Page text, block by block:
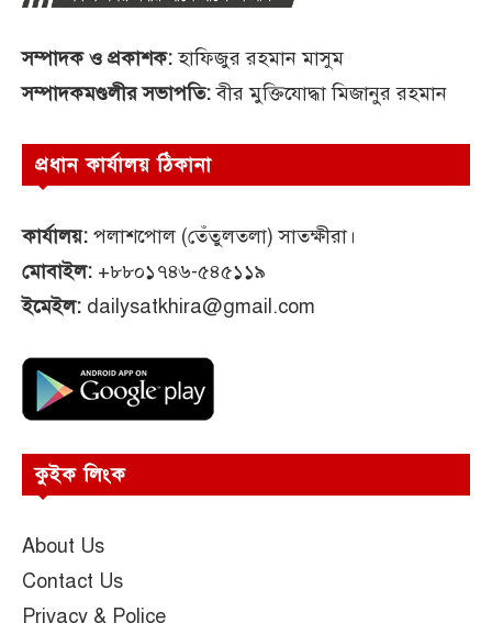
সম্পাদক ও প্রকাশক:হাফিজুর রহমান মাসুম
সম্পাদকমণ্ডলীর সভাপতি:বীর মুক্তিযোদ্ধা মিজানুর রহমান
প্রধান কার্যালয় ঠিকানা
কার্যালয়: পলাশপোল (তেঁতুলতলা) সাতক্ষীরা।
মোবাইল: +৮৮০১৭৪৬-৫৪৫১১৯
ইমেইল: dailysatkhira@gmail.com
কুইক লিংক
About Us
Contact Us
Privacy & Police